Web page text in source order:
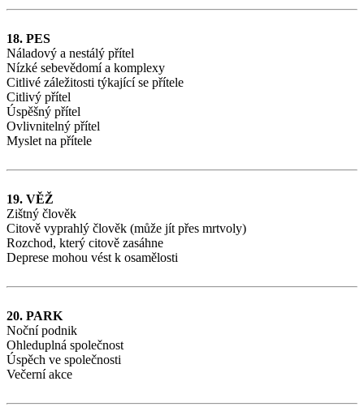
18. PES
Náladový a nestálý přítel
Nízké sebevědomí a komplexy
Citlivé záležitosti týkající se přítele
Citlivý přítel
Úspěšný přítel
Ovlivnitelný přítel
Myslet na přítele
19. VĚŽ
Zištný člověk
Citově vyprahlý člověk (může jít přes mrtvoly)
Rozchod, který citově zasáhne
Deprese mohou vést k osamělosti
20. PARK
Noční podnik
Ohleduplná společnost
Úspěch ve společnosti
Večerní akce